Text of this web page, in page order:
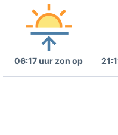
06:17 uur zon op